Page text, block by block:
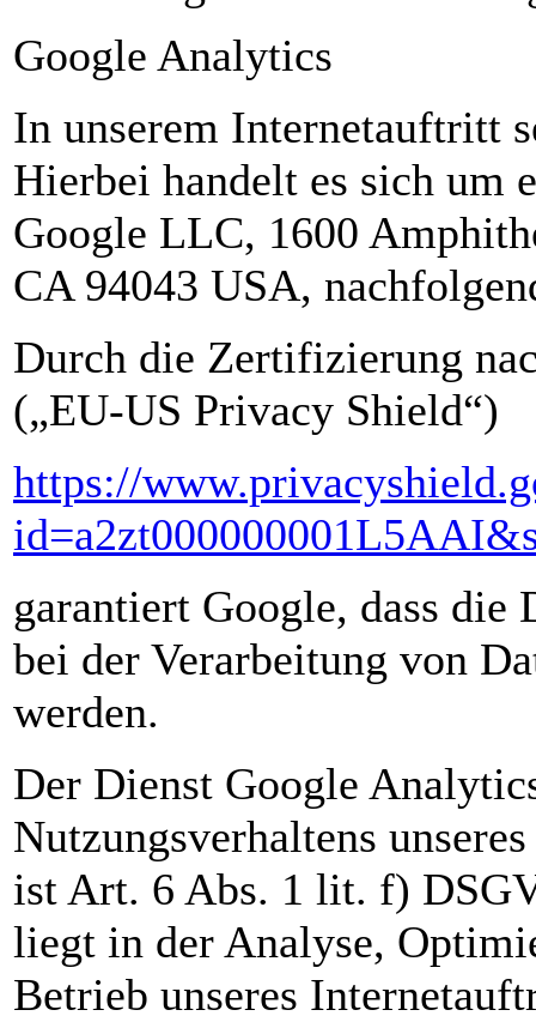
Google Analytics
In unserem Internetauftritt
Hierbei handelt es sich um
Google LLC, 1600
CA 94043 USA,
Durch die Zertifizierung
(„EU-US Privacy Shield“)
https://
garantiert Google, dass die
bei der Verarbeitung von
werden.
Der Dienst Google
Nutzungsverhaltens
ist Art. 6 Abs. 1 lit. f)
liegt in der Analyse,
Betrieb unseres